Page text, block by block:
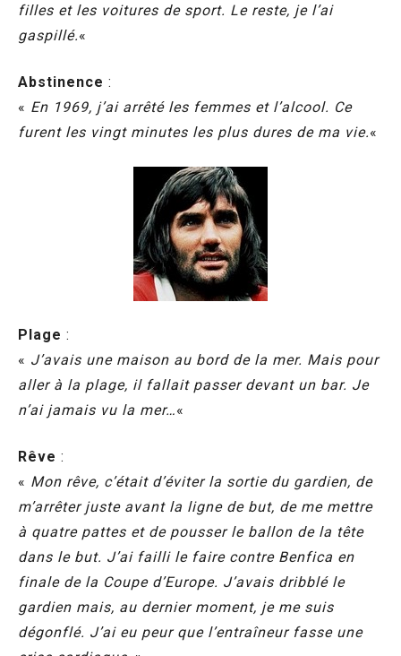
filles et les voitures de sport. Le reste, je l’ai
gaspillé.«
Abstinence :
« En 1969, j’ai arrêté les femmes et l’alcool. Ce
furent les vingt minutes les plus dures de ma vie.«
Plage :
« J’avais une maison au bord de la mer. Mais pour
aller à la plage, il fallait passer devant un bar. Je
n’ai jamais vu la mer…«
Rêve :
« Mon rêve, c’était d’éviter la sortie du gardien, de
m’arrêter juste avant la ligne de but, de me mettre
à quatre pattes et de pousser le ballon de la tête
dans le but. J’ai failli le faire contre Benfica en
finale de la Coupe d’Europe. J’avais dribblé le
gardien mais, au dernier moment, je me suis
dégonflé. J’ai eu peur que l’entraîneur fasse une